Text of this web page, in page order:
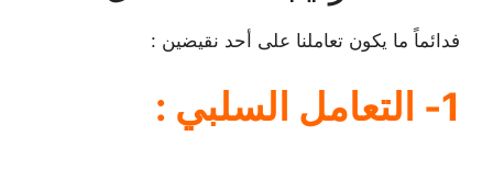
فدائماً ما يكون تعاملنا على أحد نقيضين :
1- التعامل السلبي :